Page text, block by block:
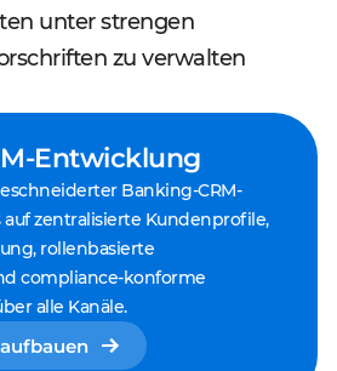
unter strengen
zu verwalten
Entwicklung
Banking-CRM-
zentralisierte Kundenprofile,
rollenbasierte
compliance-konforme
alle Kanäle.